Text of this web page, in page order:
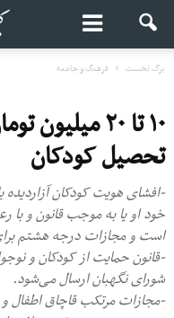
برگ نخست فرهنگ و جامعه
۱۰ تا ۲۰
تحصیل کودکان
-افشای هویت کودکان آزاردیده
خود او یا به موجب قانون و
است و مجازات درجه هشتم
-قانون حمایت از کودکان و
شورای نگهبان ارسال می‌شود.
-مجازات مرتکب قاچاق اطفال